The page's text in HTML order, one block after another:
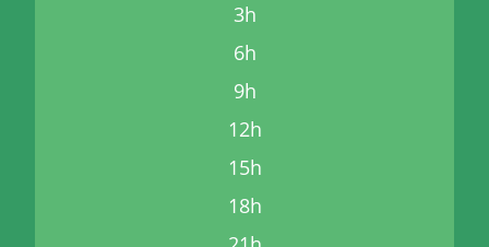
3h
6h
9h
12h
15h
18h